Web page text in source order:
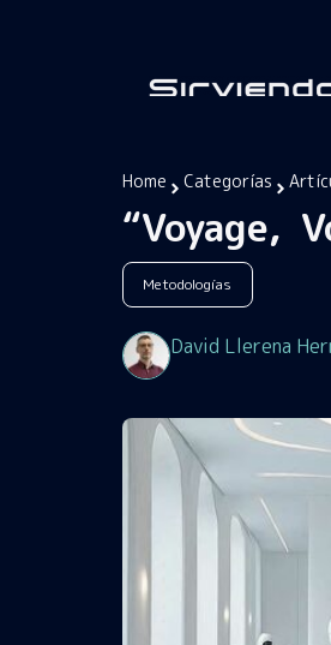
Home Categorías
“Voyage,
Metodologías
David Llerena